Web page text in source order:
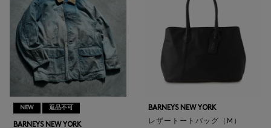
NEW 返品不可
BARNEYS NEW YORK
BARNEYS NEW YORK
レザートートバッグ（M）